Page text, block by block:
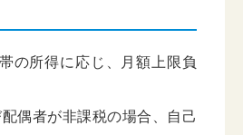
の所得に応じ、月額上限負
偶者が非課税の場合、自己